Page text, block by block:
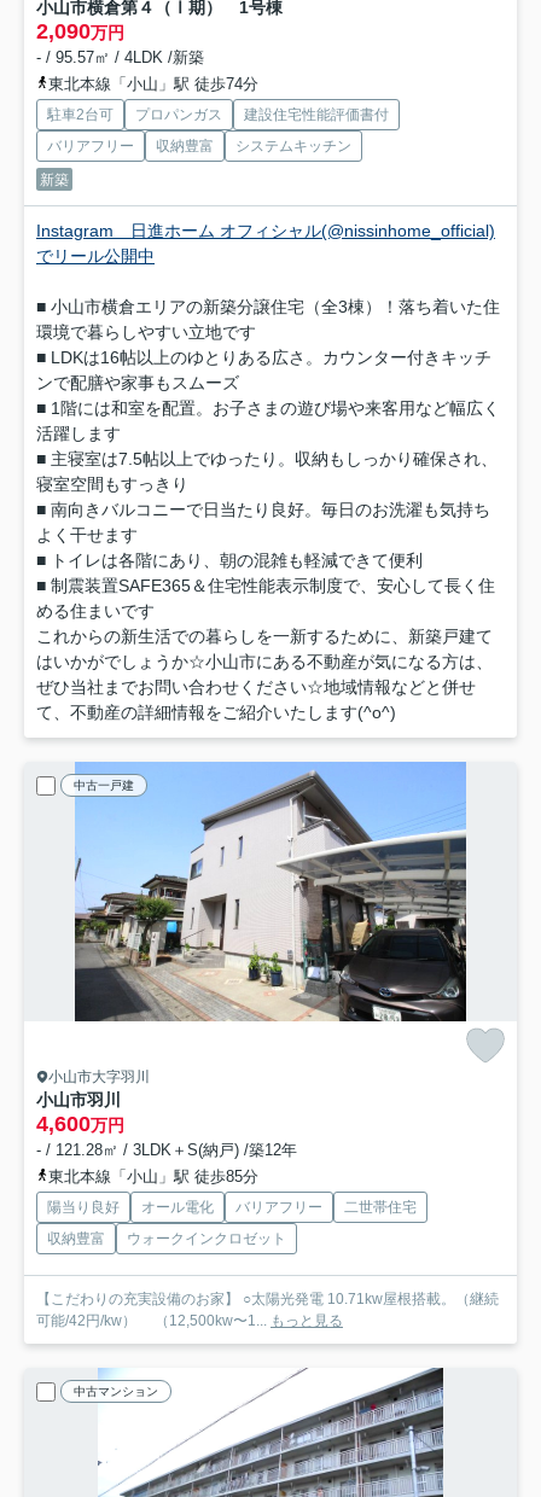
小山市横倉第４（Ⅰ期） 1号棟
2,090万円
- / 95.57㎡ / 4LDK /新築
東北本線「小山」駅 徒歩74分
駐車2台可 プロパンガス
建設住宅性能評価書付
バリアフリー
収納豊富
システムキッチン
新築
Instagram 日進ホーム オフィシャル(@nissinhome_official)
でリール公開中
■ 小山市横倉エリアの新築分譲住宅（全3棟）！落ち着いた住
環境で暮らしやすい立地です
■ LDKは16帖以上のゆとりある広さ。カウンター付きキッチ
ンで配膳や家事もスムーズ
■ 1階には和室を配置。お子さまの遊び場や来客用など幅広く
活躍します
■ 主寝室は7.5帖以上でゆったり。収納もしっかり確保され、
寝室空間もすっきり
■ 南向きバルコニーで日当たり良好。毎日のお洗濯も気持ち
よく干せます
■ トイレは各階にあり、朝の混雑も軽減できて便利
■ 制震装置SAFE365＆住宅性能表示制度で、安心して長く住
める住まいです
これからの新生活での暮らしを一新するために、新築戸建て
はいかがでしょうか☆小山市にある不動産が気になる方は、
ぜひ当社までお問い合わせください☆地域情報などと併せ
て、不動産の詳細情報をご紹介いたします(^o^)
中古一戸建
小山市大字羽川
小山市羽川
4,600万円
- / 121.28㎡ / 3LDK＋S(納戸) /築12年
東北本線「小山」駅 徒歩85分
陽当り良好 オール電化 バリアフリー
二世帯住宅
収納豊富
ウォークインクロゼット
【こだわりの充実設備のお家】 ○太陽光発電 10.71kw屋根搭載。（継続
可能/42円/kw） （12,500kw〜1...
もっと見る
中古マンション